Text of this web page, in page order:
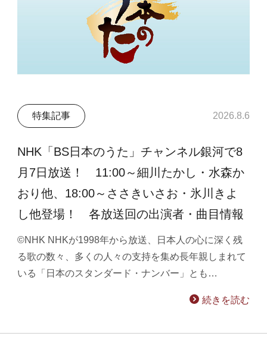
特集記事 2026.8.6
NHK「BS日本のうた」チャンネル銀河で8
月7日放送！ 11:00～細川たかし・水森か
おり他、18:00～ささきいさお・氷川きよ
し他登場！ 各放送回の出演者・曲目情報
©NHK NHKが1998年から放送、日本人の心に深く残
る歌の数々、多くの人々の支持を集め長年親しまれて
いる「日本のスタンダード・ナンバー」とも…
続きを読む